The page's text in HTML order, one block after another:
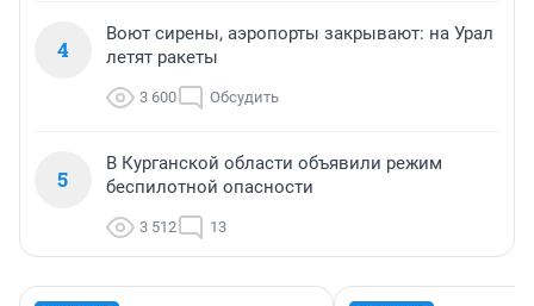
4
Воют сирены, аэропорты закрывают: на Урал
летят ракеты
3 600 Обсудить
5
В Курганской области объявили режим
беспилотной опасности
3 512 13